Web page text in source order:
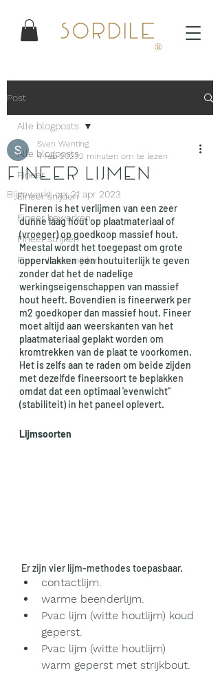
Sordile
®
Post
Alle blogposts
Fineer
Fineer snijden
Fineer bewerken
Fineer strijken
Fineer lasersnijden
Alle blogposts
Fineer lijmen
Sven Wenting
4 feb 20232 minuten om te lezen
Bijgewerkt op:21 apr 2023
Fineren is het verlijmen van een zeer
dunne laag hout op plaatmateriaal of
(vroeger) op goedkoop massief hout.
Meestal wordt het toegepast om grote
oppervlakken een houtuiterlijk te geven
zonder dat het de nadelige
werkingseigenschappen van massief
hout heeft. Bovendien is fineerwerk per
m2 goedkoper dan massief hout. Fineer
moet altijd aan weerskanten van het
plaatmateriaal geplakt worden om
kromtrekken van de plaat te voorkomen.
Het is zelfs aan te raden om beide zijden
met dezelfde fineersoort te beplakken
omdat dat een optimaal 'evenwicht"
(stabiliteit) in het paneel oplevert.
Lijmsoorten
Er zijn vier lijm-methodes toepasbaar.
contactlijm.
warme beenderlijm.
Pvac lijm (witte houtlijm) koud
geperst.
Pvac lijm (witte houtlijm)
warm geperst met strijkbout.